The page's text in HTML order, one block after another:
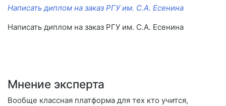
Написать диплом на заказ РГУ им. С.А. Есенина
Написать диплом на заказ РГУ им. С.А. Есенина
Мнение эксперта
Вообще классная платформа для тех кто учится,